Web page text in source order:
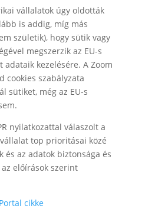
vállalatok úgy oldották
is addig, míg más
születik), hogy sütik vagy
megszerzik az EU-s
kezelésére. A Zoom
cookies szabályzata
sütiket, még az EU-s
nyilatkozattal válaszolt a
top prioritásai közé
és az adatok biztonsága és
előírások szerint
cikke